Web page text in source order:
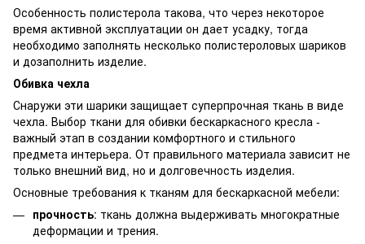
Особенность полистерола такова, что через некоторое
время активной эксплуатации он дает усадку, тогда
необходимо заполнять несколько полистероловых шариков
и дозаполнить изделие.
Обивка чехла
Снаружи эти шарики защищает суперпрочная ткань в виде
чехла. Выбор ткани для обивки бескаркасного кресла -
важный этап в создании комфортного и стильного
предмета интерьера. От правильного материала зависит не
только внешний вид, но и долговечность изделия.
Основные требования к тканям для бескаркасной мебели:
прочность: ткань должна выдерживать многократные
деформации и трения.